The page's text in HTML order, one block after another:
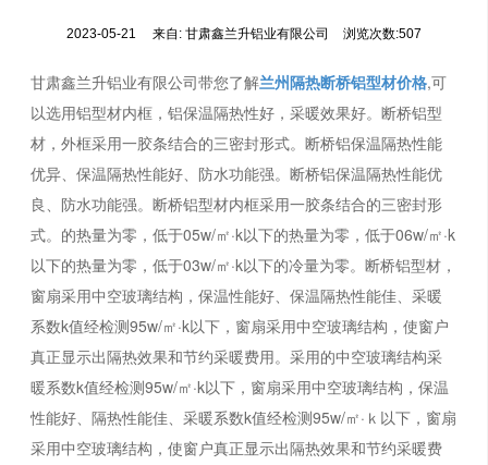
2023-05-21 来自: 甘肃鑫兰升铝业有限公司 浏览次数:507
甘肃鑫兰升铝业有限公司带您了解兰州隔热断桥铝型材价格,可
以选用铝型材内框，铝保温隔热性好，采暖效果好。断桥铝型
材，外框采用一胶条结合的三密封形式。断桥铝保温隔热性能
优异、保温隔热性能好、防水功能强。断桥铝保温隔热性能优
良、防水功能强。断桥铝型材内框采用一胶条结合的三密封形
式。的热量为零，低于05w/㎡·k以下的热量为零，低于06w/㎡·k
以下的热量为零，低于03w/㎡·k以下的冷量为零。断桥铝型材，
窗扇采用中空玻璃结构，保温性能好、保温隔热性能佳、采暖
系数k值经检测95w/㎡·k以下，窗扇采用中空玻璃结构，使窗户
真正显示出隔热效果和节约采暖费用。采用的中空玻璃结构采
暖系数k值经检测95w/㎡·k以下，窗扇采用中空玻璃结构，保温
性能好、隔热性能佳、采暖系数k值经检测95w/㎡·ｋ以下，窗扇
采用中空玻璃结构，使窗户真正显示出隔热效果和节约采暖费